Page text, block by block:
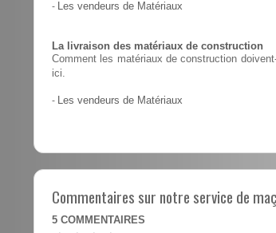
- Les vendeurs de Matériaux
La livraison des matériaux de construction
Comment les matériaux de construction
ici.
- Les vendeurs de Matériaux
Commentaires sur notre service de
5 COMMENTAIRES